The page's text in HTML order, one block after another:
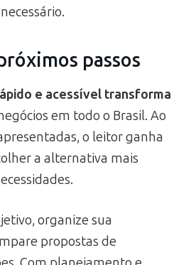
passos
e acessível transforma
em todo o Brasil. Ao
o leitor ganha
a alternativa mais
organize sua
propostas de